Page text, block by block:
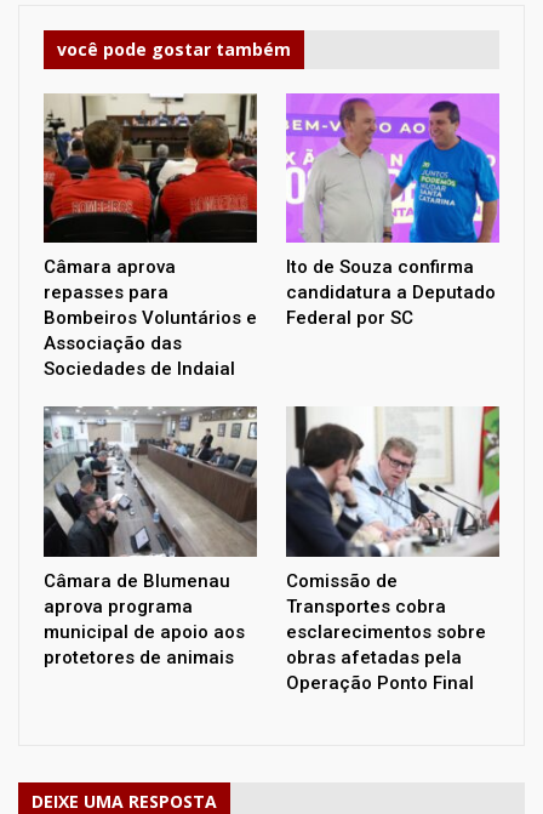
você pode gostar também
Câmara aprova
repasses para
Bombeiros Voluntários e
Associação das
Sociedades de Indaial
Ito de Souza confirma
candidatura a Deputado
Federal por SC
Câmara de Blumenau
aprova programa
municipal de apoio aos
protetores de animais
Comissão de
Transportes cobra
esclarecimentos sobre
obras afetadas pela
Operação Ponto Final
DEIXE UMA RESPOSTA